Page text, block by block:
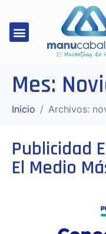
Mes:
Inicio Archivos:
Publicidad
El Medio